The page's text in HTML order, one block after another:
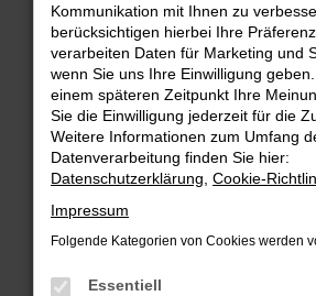
FEHLER: NETWORK
Beim Laden ist ein Fehler
Hier sind ein paar Tipps, die dir
Überprüfe deine Firewall
Internetverbindung.
Laden andere Webseiten, zum
Kommunikation mit Ihnen zu
berücksichtigen hierbei Ihre
verarbeiten Daten für Marketing und
wenn Sie uns Ihre Einwilligung
einem späteren Zeitpunkt Ihre
Sie die Einwilligung jederzeit für die
Weitere Informationen zum Umfang
Datenverarbeitung finden Sie hier:
Datenschutzerklärung Cookie-
Impressum
Folgende Kategorien von Cookies werden
Essentiell